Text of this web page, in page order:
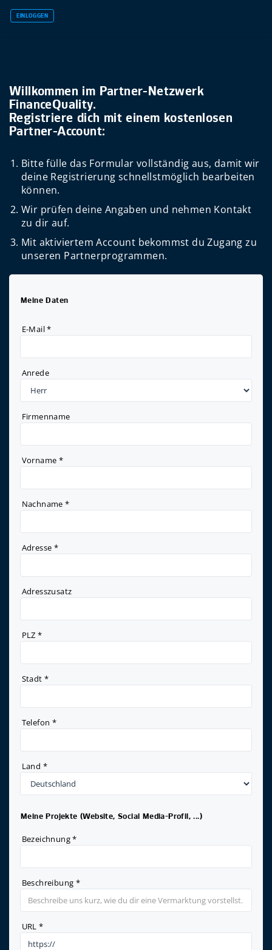
EINLOGGEN
Willkommen im Partner-Netzwerk
FinanceQuality.
Registriere dich mit einem kostenlosen
Partner-Account:
Bitte fülle das Formular vollständig aus, damit wir
deine Registrierung schnellstmöglich bearbeiten
können.
Wir prüfen deine Angaben und nehmen Kontakt
zu dir auf.
Mit aktiviertem Account bekommst du Zugang zu
unseren Partnerprogrammen.
Meine Daten
E-Mail*
Anrede
Firmenname
Vorname *
Nachname*
Adresse *
Adresszusatz
PLZ*
Stadt *
Telefon *
Land *
Meine Projekte (Website, Social Media-Profil, ...)
Bezeichnung*
Beschreibung *
URL*